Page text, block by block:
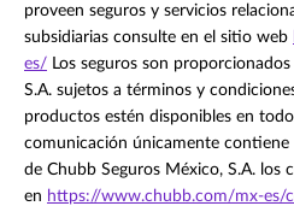
proveen seguros y servicios
subsidiarias consulte en el sitio web
es/ Los seguros son
S.A. sujetos a términos y
productos estén disponibles en
comunicación únicamente
de Chubb Seguros México, S.A. los
en https://www.chubb.com/mx-es/